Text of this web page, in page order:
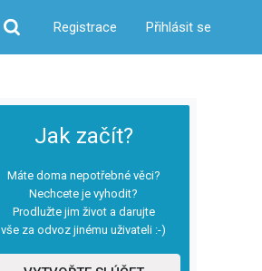
Hledat
Registrace Přihlásit se
Jak začít?
Máte doma nepotřebné věci?
Nechcete je vyhodit?
Prodlužte jim život a darujte
vše za odvoz jinému uživateli :-)